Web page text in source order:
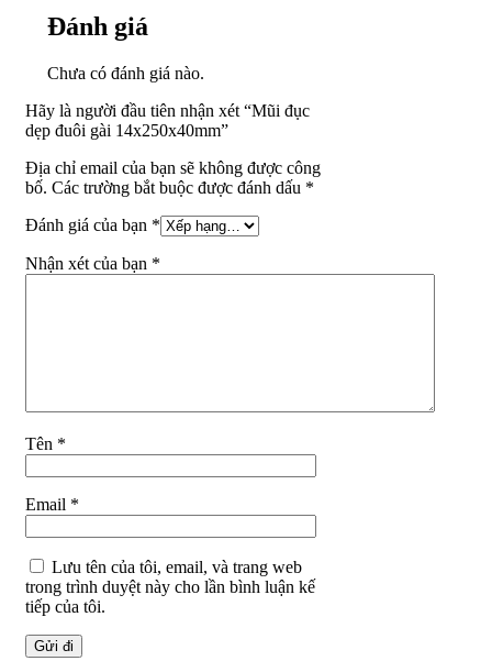
Đánh giá
Chưa có đánh giá nào.
Hãy là người đầu tiên nhận xét “Mũi đục
dẹp đuôi gài 14x250x40mm”
Địa chỉ email của bạn sẽ không được công
bố. Các trường bắt buộc được đánh dấu *
Đánh giá của bạn *
Nhận xét của bạn *
Tên *
Email *
Lưu tên của tôi, email, và trang web
trong trình duyệt này cho lần bình luận kế
tiếp của tôi.